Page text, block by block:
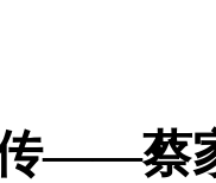
——蔡